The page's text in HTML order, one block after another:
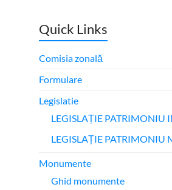
Quick Links
Comisia zonală
Formulare
Legislatie
LEGISLAȚIE PATRIMONIU
LEGISLAȚIE PATRIMONIU
Monumente
Ghid monumente